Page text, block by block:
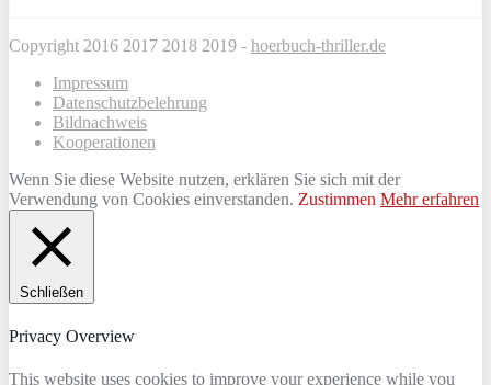
Copyright 2016 2017 2018 2019 - hoerbuch-thriller.de
Impressum
Datenschutzbelehrung
Bildnachweis
Kooperationen
Wenn Sie diese Website nutzen, erklären Sie sich mit der
Verwendung von Cookies einverstanden. Zustimmen Mehr erfahren
Schließen
Privacy Overview
This website uses cookies to improve your experience while you